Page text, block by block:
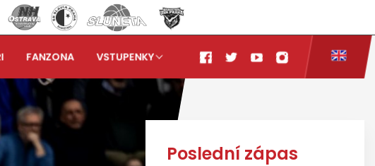
FANZONA VSTUPENKY
Poslední zápas